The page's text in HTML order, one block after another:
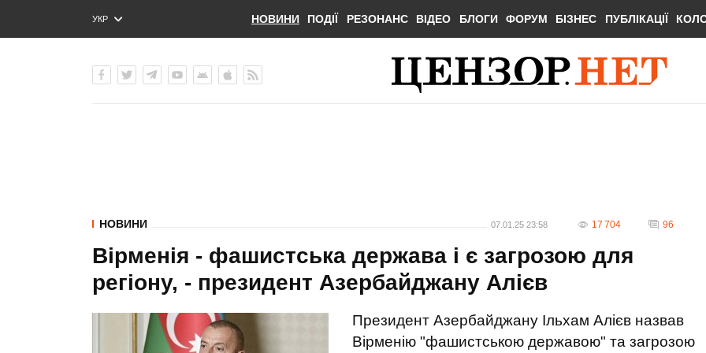
УКР
ENG
НОВИНИ ПОДІЇ РЕЗОНАНС ВІДЕО БЛОГИ ФОРУМ БІЗНЕС ПУБЛІКАЦІЇ
НОВИНИ 07.01.25 23:58 17 704 96
Вірменія - фашистська держава і є загрозою для
регіону, - президент Азербайджану Алієв
Президент Азербайджану Ільхам Алієв назвав
Вірменію "фашистською державою" та загрозою